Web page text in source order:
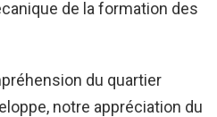
de la formation des
du quartier
notre appréciation du